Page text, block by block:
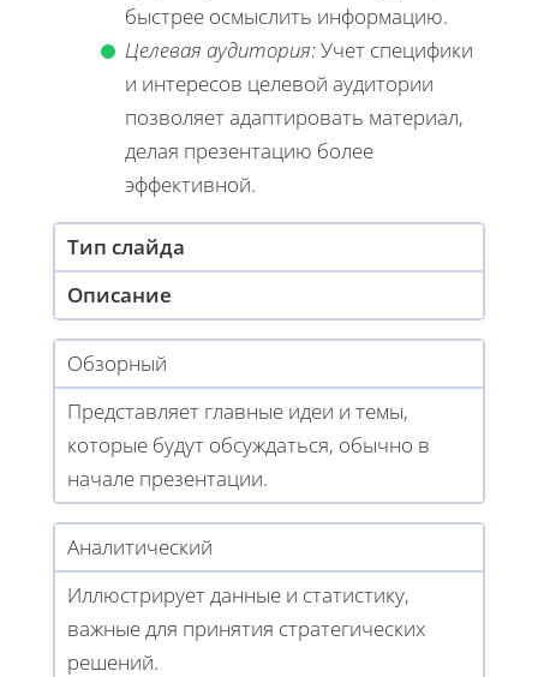
быстрее осмыслить информацию.
Целевая аудитория:Учет специфики
и интересов целевой аудитории
позволяет адаптировать материал,
делая презентацию более
эффективной.
Тип слайда
Описание
Обзорный
Представляет главные идеи и темы,
которые будут обсуждаться, обычно в
начале презентации.
Аналитический
Иллюстрирует данные и статистику,
важные для принятия стратегических
решений.